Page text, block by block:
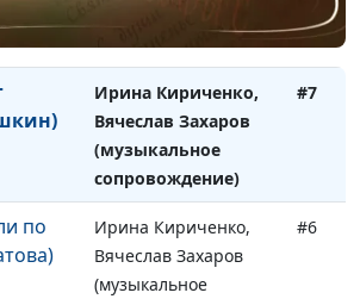
(музыкальное
сопровождение)
Ирина Кириченко,
Вячеслав Захаров
(музыкальное
сопровождение)
#7
по
Ирина Кириченко,
Вячеслав Захаров
(музыкальное
#6